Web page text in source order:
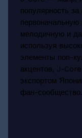
популярность
мелодичную и
используя
элементы поп-
акцентов, J-
экспортом
фан-сообщество.